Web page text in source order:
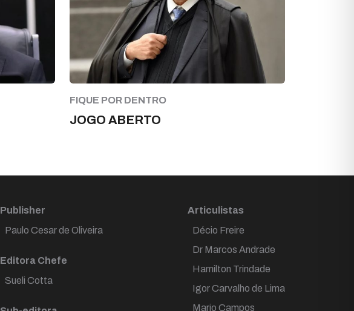
FIQUE POR DENTRO
JOGO ABERTO
Publisher
Paulo Cesar de Oliveira
Editora Chefe
Sueli Cotta
Articulistas
Décio Freire
Dr Marcos Andrade
Hamilton Trindade
Igor Carvalho de Lima
Mario Campos